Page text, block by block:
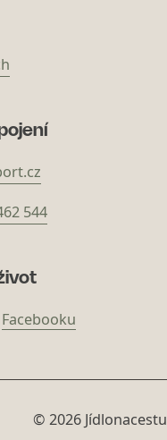
544
Facebooku
© 2026 Jídlonacestu